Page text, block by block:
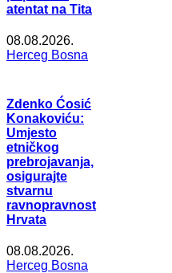
atentat na Tita
08.08.2026.
Herceg Bosna
Zdenko Ćosić
Konakoviću:
Umjesto
etničkog
prebrojavanja,
osigurajte
stvarnu
ravnopravnost
Hrvata
08.08.2026.
Herceg Bosna